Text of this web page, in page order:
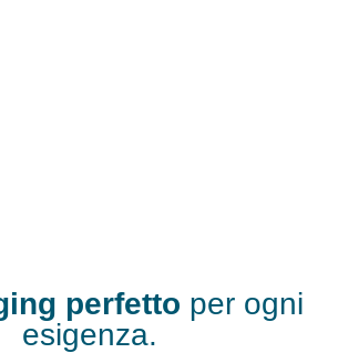
perfetto per ogni
esigenza.